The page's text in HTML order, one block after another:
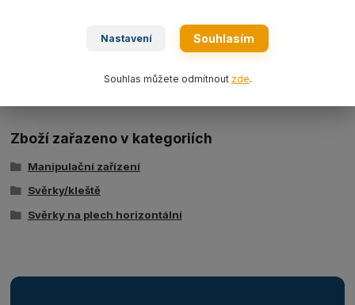
Zboží zařazeno v kategoriích
Manipulační zařízení
Svěrky/kleště
Svěrky na plech horizontální
Nastavení Souhlasím
Souhlas můžete odmítnout zde.